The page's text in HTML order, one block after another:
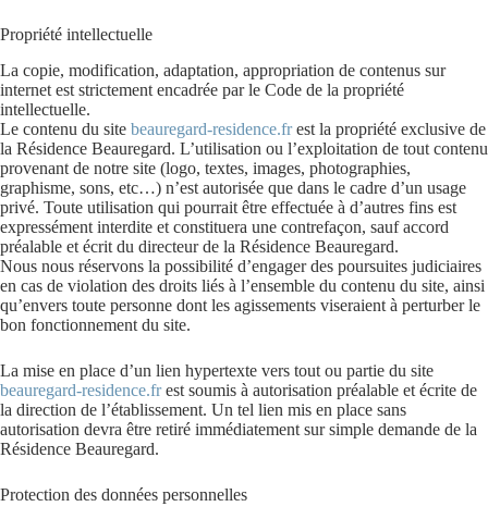
Propriété intellectuelle
La copie, modification, adaptation, appropriation de contenus sur
internet est strictement encadrée par le Code de la propriété
intellectuelle.
Le contenu du site beauregard-residence.frest la propriété exclusive de
la Résidence Beauregard. L’utilisation ou l’exploitation de tout contenu
provenant de notre site (logo, textes, images, photographies,
graphisme, sons, etc…) n’est autorisée que dans le cadre d’un usage
privé. Toute utilisation qui pourrait être effectuée à d’autres fins est
expressément interdite et constituera une contrefaçon, sauf accord
préalable et écrit du directeur de la Résidence Beauregard.
Nous nous réservons la possibilité d’engager des poursuites judiciaires
en cas de violation des droits liés à l’ensemble du contenu du site, ainsi
qu’envers toute personne dont les agissements viseraient à perturber le
bon fonctionnement du site.
La mise en place d’un lien hypertexte vers tout ou partie du site
beauregard-residence.frest soumis à autorisation préalable et écrite de
la direction de l’établissement. Un tel lien mis en place sans
autorisation devra être retiré immédiatement sur simple demande de la
Résidence Beauregard.
Protection des données personnelles